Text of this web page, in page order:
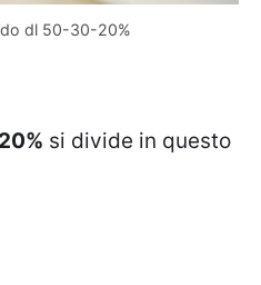
dl 50-30-20%
si divide in questo